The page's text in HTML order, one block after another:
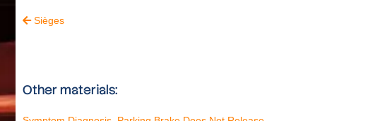
Sièges
Other materials: